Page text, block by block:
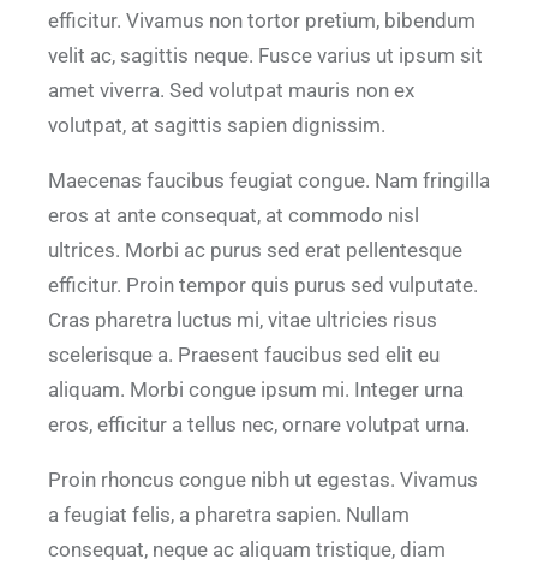
efficitur. Vivamus non tortor pretium, bibendum
velit ac, sagittis neque. Fusce varius ut ipsum sit
amet viverra. Sed volutpat mauris non ex
volutpat, at sagittis sapien dignissim.
Maecenas faucibus feugiat congue. Nam fringilla
eros at ante consequat, at commodo nisl
ultrices. Morbi ac purus sed erat pellentesque
efficitur. Proin tempor quis purus sed vulputate.
Cras pharetra luctus mi, vitae ultricies risus
scelerisque a. Praesent faucibus sed elit eu
aliquam. Morbi congue ipsum mi. Integer urna
eros, efficitur a tellus nec, ornare volutpat urna.
Proin rhoncus congue nibh ut egestas. Vivamus
a feugiat felis, a pharetra sapien. Nullam
consequat, neque ac aliquam tristique, diam